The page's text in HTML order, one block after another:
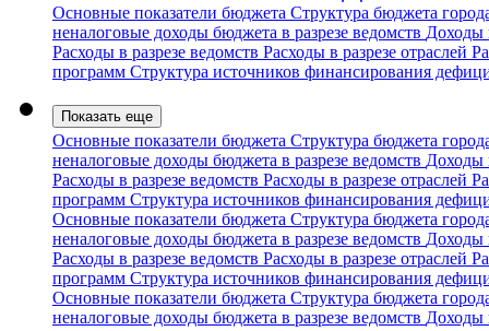
Основные показатели бюджета Структура бюджета
неналоговые доходы бюджета в разрезе ведомств Доходы
Расходы в разрезе ведомств Расходы в разрезе отраслей
программ Структура источников финансирования
Показать еще
Основные показатели бюджета Структура бюджета
неналоговые доходы бюджета в разрезе ведомств Доходы
Расходы в разрезе ведомств Расходы в разрезе отраслей
программ Структура источников финансирования
Основные показатели бюджета Структура бюджета
неналоговые доходы бюджета в разрезе ведомств Доходы
Расходы в разрезе ведомств Расходы в разрезе отраслей
программ Структура источников финансирования
Основные показатели бюджета Структура бюджета
неналоговые доходы бюджета в разрезе ведомств Доходы